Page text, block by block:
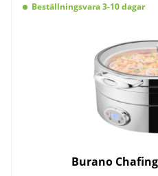
Beställningsvara 3-10 dagar
Burano